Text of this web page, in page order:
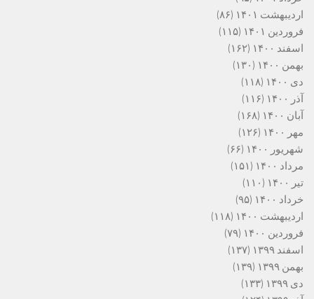
اردیبهشت ۱۴۰۱
(۸۶)
فروردین ۱۴۰۱
(۱۱۵)
اسفند ۱۴۰۰
(۱۶۲)
بهمن ۱۴۰۰
(۱۳۰)
دی ۱۴۰۰
(۱۱۸)
آذر ۱۴۰۰
(۱۱۶)
آبان ۱۴۰۰
(۱۶۸)
مهر ۱۴۰۰
(۱۲۶)
شهریور ۱۴۰۰
(۶۶)
مرداد ۱۴۰۰
(۱۵۱)
تیر ۱۴۰۰
(۱۱۰)
خرداد ۱۴۰۰
(۹۵)
اردیبهشت ۱۴۰۰
(۱۱۸)
فروردین ۱۴۰۰
(۷۹)
اسفند ۱۳۹۹
(۱۳۷)
بهمن ۱۳۹۹
(۱۳۹)
دی ۱۳۹۹
(۱۳۳)